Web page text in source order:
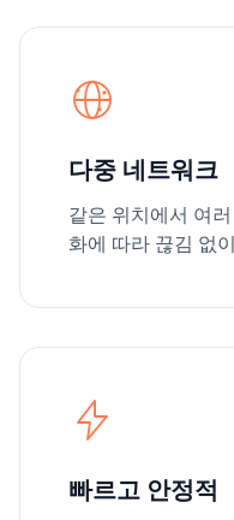
다중 네트워크
같은 위치에서 여
화에 따라 끊김 없
빠르고 안정적